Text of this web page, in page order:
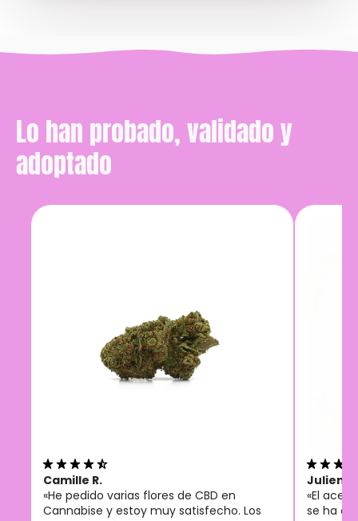
Lo han probado, validado y
adoptado
Camille R.
«He pedido varias flores de CBD en
Cannabise y estoy muy satisfecho. Los
Julien
«El
se ha